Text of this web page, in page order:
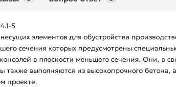
5
элементов для обустройства
сечения которых предусмотрены
в плоскости меньшего сечения. Они, в
выполняются из высокопрочного бетона,
проекте.